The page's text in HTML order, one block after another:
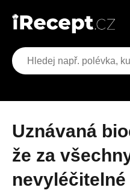
Uznávaná biochemička věří,
že za